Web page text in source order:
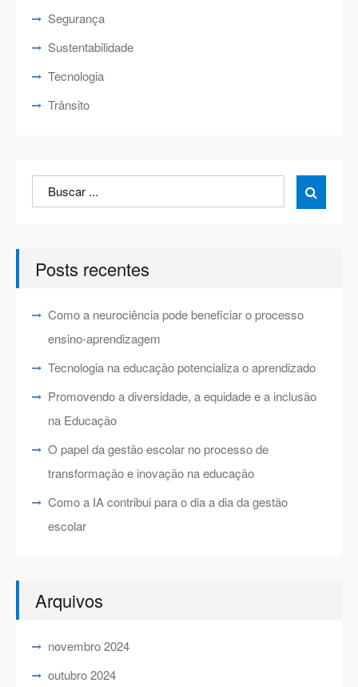
Segurança
Sustentabilidade
Tecnologia
Trânsito
Search
for:

Posts recentes
Como a neurociência pode beneficiar o processo
ensino-aprendizagem
Tecnologia na educação potencializa o aprendizado
Promovendo a diversidade, a equidade e a inclusão
na Educação
O papel da gestão escolar no processo de
transformação e inovação na educação
Como a IA contribui para o dia a dia da gestão
escolar
Arquivos
novembro 2024
outubro 2024